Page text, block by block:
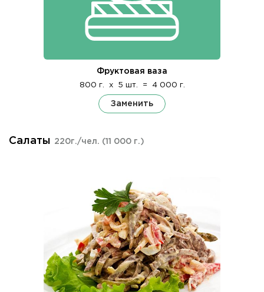
Фруктовая ваза
800 г. x 5 шт. = 4 000 г.
Заменить
Салаты 220г./чел. (11 000 г.)